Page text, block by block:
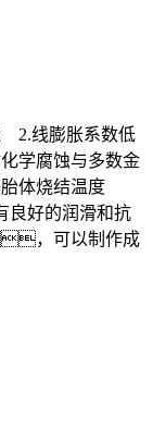
2.线膨胀系数低
学腐蚀与多数金
体烧结温度
好的润滑和抗
，可以制作成